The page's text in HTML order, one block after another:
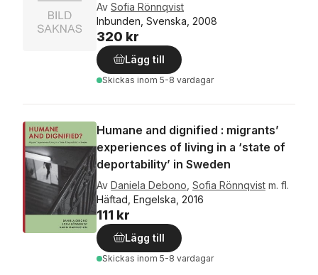
Av Sofia Rönnqvist
Inbunden, Svenska, 2008
320 kr
Lägg till
Skickas inom 5-8 vardagar
Humane and dignified : migrants’
experiences of living in a ‘state of
deportability’ in Sweden
Av Daniela Debono Sofia Rönnqvist m. fl.
Häftad, Engelska, 2016
111 kr
Lägg till
Skickas inom 5-8 vardagar